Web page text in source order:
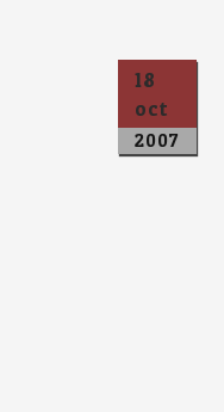
18
oct
2007